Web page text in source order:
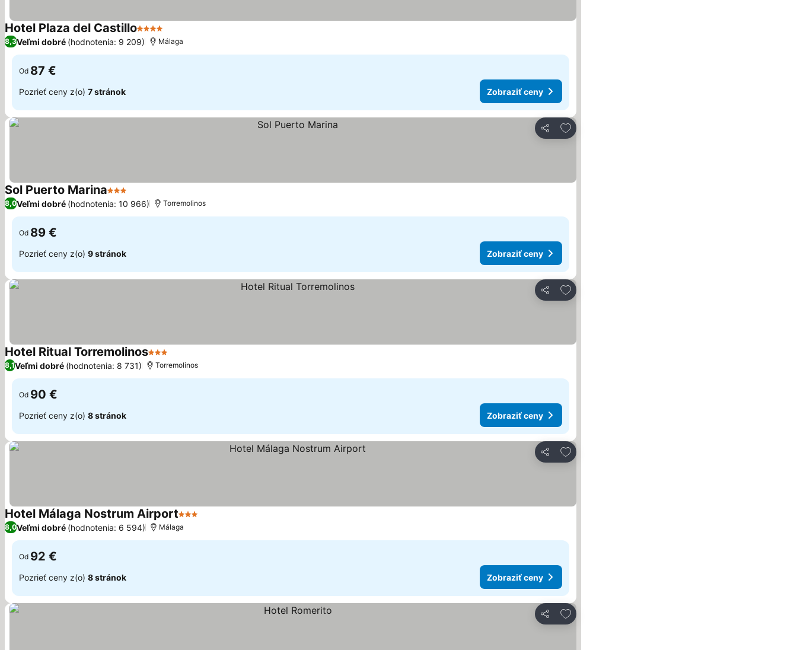
Hotel Plaza del Castillo4 Počet hviezdičiek
8,3Veľmi dobré (hodnotenia: 9 209) Málaga
Od 87 €
Pozrieť ceny z(o) 7 stránok Zobraziť ceny
Zdieľať
Pridať do obľúbených
Sol Puerto Marina3 Počet hviezdičiek
Zobraziť ceny
8,0Veľmi dobré (hodnotenia: 10 966) Torremolinos
Od 89 €
Pozrieť ceny z(o) 9 stránok Zobraziť ceny
Zdieľať
Pridať do obľúbených
Hotel Ritual Torremolinos3 Počet hviezdičiek
8,1Veľmi dobré (hodnotenia: 8 731) Torremolinos
Od 90 €
Pozrieť ceny z(o) 8 stránok Zobraziť ceny
Zdieľať
Pridať do obľúbených
Hotel Málaga Nostrum Airport3 Počet hviezdičiek
8,0Veľmi dobré (hodnotenia: 6 594) Málaga
Od 92 €
Pozrieť ceny z(o) 8 stránok Zobraziť ceny
Zdieľať
Pridať do obľúbených